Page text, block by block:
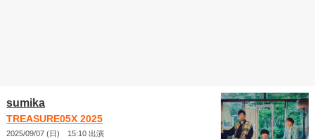
sumika
TREASURE05X 2025
2025/09/07 (日) 15:10 出演